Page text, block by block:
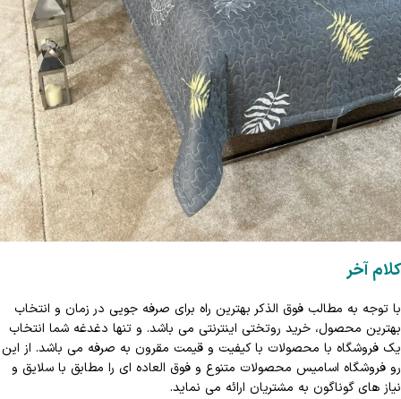
کلام آخر
با توجه به مطالب فوق الذکر بهترین راه برای صرفه جویی در زمان و انتخاب
بهترین محصول، خرید روتختی اینترنتی می باشد. و تنها دغدغه شما انتخاب
یک فروشگاه با محصولات با کیفیت و قیمت مقرون به صرفه می باشد. از این
رو فروشگاه اسامیس محصولات متنوع و فوق العاده ای را مطابق با سلایق و
نیاز های گوناگون به مشتریان ارائه می نماید.